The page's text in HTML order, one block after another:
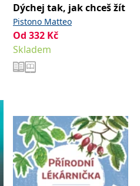
Dýchej tak, jak chceš žít
Pistono Matteo
Od 332 Kč
Skladem